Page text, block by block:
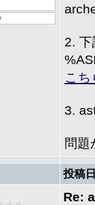
2.
こ
3.
問題
投稿
Re: